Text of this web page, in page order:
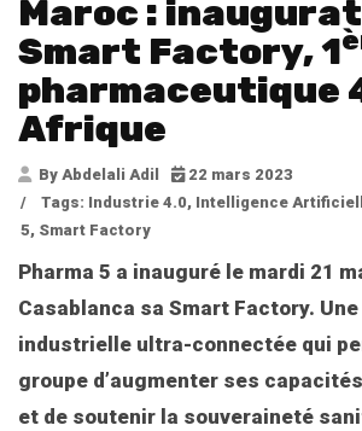
Maroc :
Smart Factory, 1
pharmaceutique
Afrique
By Abdelali Adil
22 mars 2023
/
Tags: Industrie 4.0, Intelligence
5, Smart Factory
Pharma 5 a inauguré le mardi 21
Casablanca sa Smart Factory.
industrielle ultra-connectée qui
groupe d’augmenter ses
et de soutenir la souveraineté